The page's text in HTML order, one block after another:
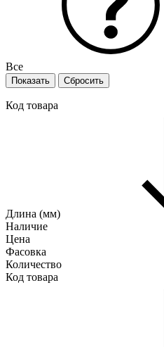
Все
Код товара
Длина (мм)
Наличие
Цена
Фасовка
Количество
Код товара